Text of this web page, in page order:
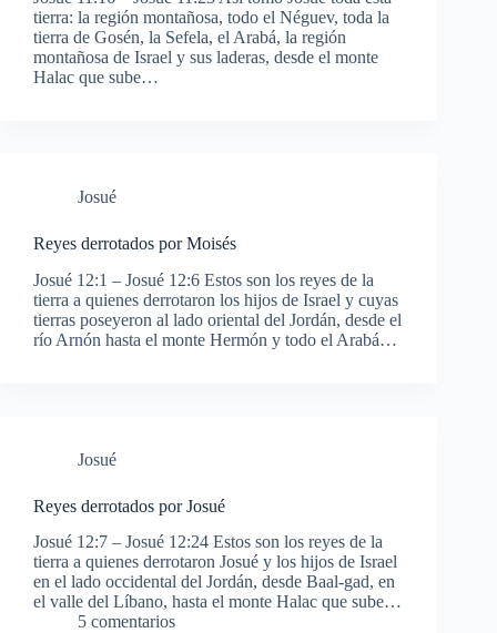
tierra: la región montañosa, todo el Néguev, toda la
tierra de Gosén, la Sefela, el Arabá, la región
montañosa de Israel y sus laderas, desde el monte
Halac que sube…
Josué
Reyes derrotados por Moisés
Josué 12:1 – Josué 12:6 Estos son los reyes de la
tierra a quienes derrotaron los hijos de Israel y cuyas
tierras poseyeron al lado oriental del Jordán, desde el
río Arnón hasta el monte Hermón y todo el Arabá…
Josué
Reyes derrotados por Josué
Josué 12:7 – Josué 12:24 Estos son los reyes de la
tierra a quienes derrotaron Josué y los hijos de Israel
en el lado occidental del Jordán, desde Baal-gad, en
el valle del Líbano, hasta el monte Halac que sube…
5 comentarios